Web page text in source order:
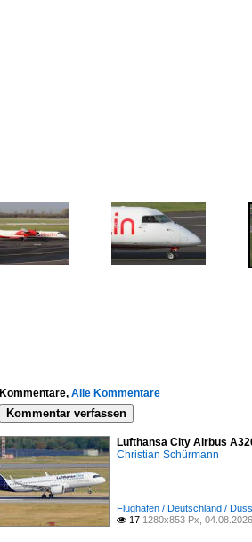
Kommentare, Alle Kommentare
Kommentar verfassen
Lufthansa City Airbus
Christian Schürmann
Flughäfen / Deutschland /
 17 1280x853 Px, 04.08.2026